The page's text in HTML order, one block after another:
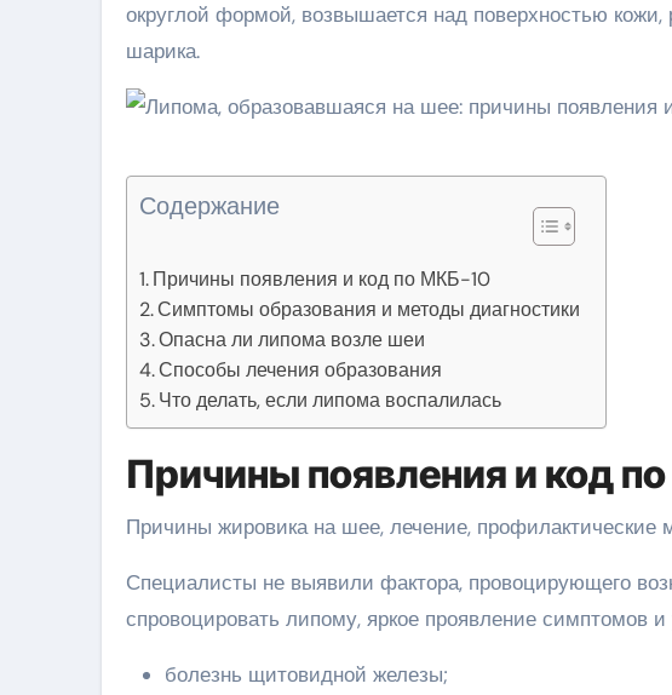
округлой формой, возвышается над поверхностью
шарика.
Содержание
Причины появления и код по МКБ-10
Симптомы образования и методы диагностики
Опасна ли липома возле шеи
Способы лечения образования
Что делать, если липома воспалилась
Причины появления и код
Причины жировика на шее, лечение, профилактические
Специалисты не выявили фактора, провоцирующего
спровоцировать липому, яркое проявление симптомов и
болезнь щитовидной железы;